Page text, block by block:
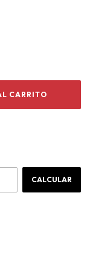
CALCULAR